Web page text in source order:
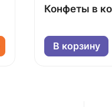
Конфеты в
В корзину